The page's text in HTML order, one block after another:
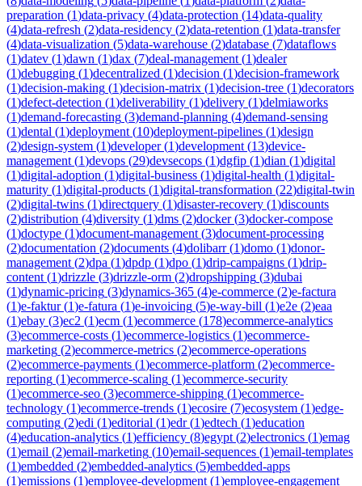
preparation (1)data-privacy (4)data-protection (14)data-quality
(4)data-refresh (2)data-residency (2)data-retention (1)data-transfer
(4)data-visualization (5)data-warehouse (2)database (7)dataflows
(1)datev (1)dawn (1)dax (7)deal-management (1)dealer
(1)debugging (1)decentralized (1)decision (1)decision-framework
(1)decision-making (1)decision-matrix (1)decision-tree (1)decorators
(1)defect-detection (1)deliverability (1)delivery (1)delmiaworks
(1)demand-forecasting (3)demand-planning (4)demand-sensing
(1)dental (1)deployment (10)deployment-pipelines (1)design
(2)design-system (1)developer(1)development (13)device-
management (1)devops (29)devsecops (1)dgfip (1)dian (1)digital
(1)digital-adoption (1)digital-business (1)digital-health (1)digital-
maturity (1)digital-products (1)digital-transformation (22)digital-twin
(2)digital-twins (1)directquery (1)disaster-recovery (1)discounts
(2)distribution (4)diversity (1)dms (2)docker(3)docker-compose
(1)doctype (1)document-management (3)document-processing
(2)documentation (2)documents (4)dolibarr(1)domo (1)donor-
management (2)dpa (1)dpdp (1)dpo (1)drip-campaigns (1)drip-
content (1)drizzle (3)drizzle-orm (2)dropshipping (3)dubai
(1)dynamic-pricing (3)dynamics-365 (4)e-commerce (2)e-factura
(1)e-faktur(1)e-fatura (1)e-invoicing (5)e-way-bill (1)e2e (2)eaa
(1)ebay (3)ec2 (1)ecm (1)ecommerce (178)ecommerce-analytics
(3)ecommerce-costs (1)ecommerce-logistics (1)ecommerce-
marketing (2)ecommerce-metrics (2)ecommerce-operations
(2)ecommerce-payments (1)ecommerce-platform (2)ecommerce-
reporting (1)ecommerce-scaling (1)ecommerce-security
(1)ecommerce-seo (3)ecommerce-shipping (1)ecommerce-
technology (1)ecommerce-trends (1)ecosire (7)ecosystem (1)edge-
computing (2)edi (1)editorial (1)edr(1)edtech (1)education
(4)education-analytics (1)efficiency (8)egypt (2)electronics (1)emag
(1)email (2)email-marketing (10)email-sequences (1)email-templates
(1)embedded (2)embedded-analytics (5)embedded-apps
(1)emissions (1)employee-development (1)employee-engagement